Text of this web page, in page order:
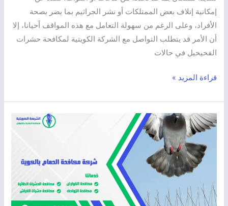
إمكانية إتلاف بعض الممتلكات أو نشر الجراثيم بما يضر بصحة
الأفراد، وعلى الرغم من سهولة التعامل مع هذه المواقف أحيانا، إلا
أن الأمر قد يتطلب التواصل مع الشركة الكويتية لمكافحة حشرات
الفحيحيل في حالات
قراءة المزيد »
شركة
مكافحة
الحمام
بالكويت